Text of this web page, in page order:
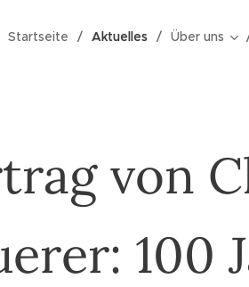
Startseite Aktuelles Über uns
von
100